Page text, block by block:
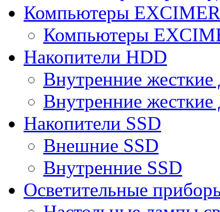
Компьютеры
Компьютеры
Накопители HDD
Внутренние
Внутренние
Накопители SSD
Внешние SSD
Внутренние SSD
Осветительные